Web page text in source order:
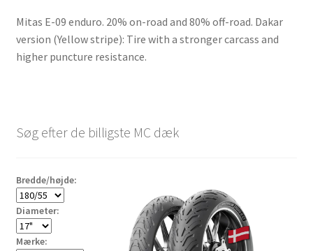
Mitas E-09 enduro. 20% on-road and 80% off-road. Dakar
version (Yellow stripe): Tire with a stronger carcass and
higher puncture resistance.
Søg efter de billigste MC dæk
Bredde/højde:
Diameter:
Mærke: